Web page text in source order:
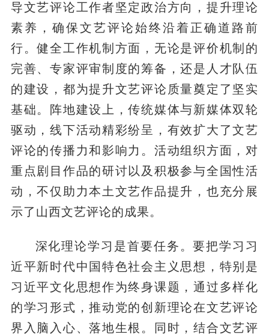
导文艺评论工作者坚定政治方向，提升理论
素养，确保文艺评论始终沿着正确道路前
行。健全工作机制方面，无论是评价机制的
完善、专家评审制度的筹备，还是人才队伍
的建设，都为提升文艺评论质量奠定了坚实
基础。阵地建设上，传统媒体与新媒体双轮
驱动，线下活动精彩纷呈，有效扩大了文艺
评论的传播力和影响力。活动组织方面，对
重点剧目作品的研讨以及积极参与全国性活
动，不仅助力本土文艺作品提升，也充分展
示了山西文艺评论的成果。
深化理论学习是首要任务。要把学习习
近平新时代中国特色社会主义思想，特别是
习近平文化思想作为终身课题，通过多样化
的学习形式，推动党的创新理论在文艺评论
界入脑入心、落地生根。同时，结合文艺评